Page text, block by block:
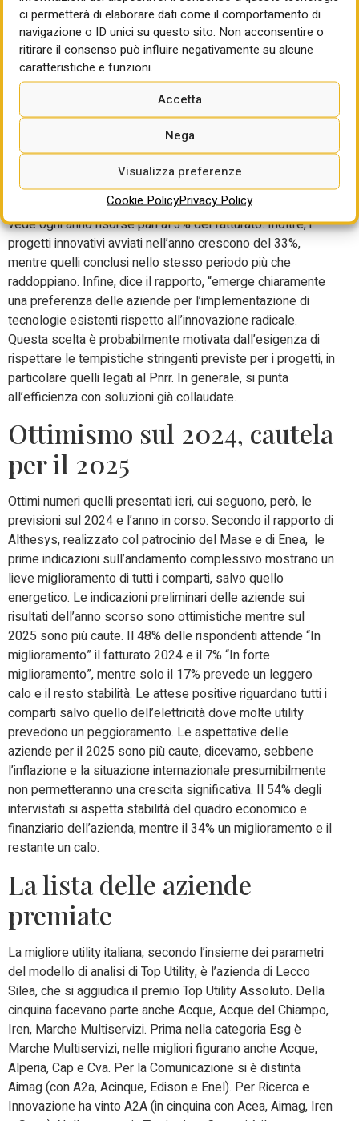
ci permetterà di elaborare dati come il comportamento di
navigazione o ID unici su questo sito. Non acconsentire o
ritirare il consenso può influire negativamente su alcune
caratteristiche e funzioni.
Accetta
Nega
Visualizza preferenze
Cookie PolicyPrivacy Policy
Il fattore Ricerca e Sviluppo nelle aziende, poi, è sempre
più strategico tanto che si assiste ad una progressiva
internalizzazione della funzione. Quanto, per esempio, alle
strutture il rapporto registra una crescita al 65% delle
aziende, contro il 63% del 2022. Parallelamente, si registra
un calo nelle collaborazioni esterne che passano dal 79%,
nel 2022 al 76% nel 2023. Ugualmente diminuiscono anche
le collaborazioni con università e centri di ricerca, presenti
nel 78% delle imprese nel 2023, rispetto all’87% nel 2022.
In termini di investimenti, annualmente il comparto R&S
vede ogni anno risorse pari al 3% del fatturato. Inoltre, i
progetti innovativi avviati nell’anno crescono del 33%,
mentre quelli conclusi nello stesso periodo più che
raddoppiano. Infine, dice il rapporto, “emerge chiaramente
una preferenza delle aziende per l’implementazione di
tecnologie esistenti rispetto all’innovazione radicale.
Questa scelta è probabilmente motivata dall’esigenza di
rispettare le tempistiche stringenti previste per i progetti, in
particolare quelli legati al Pnrr. In generale, si punta
all’efficienza con soluzioni già collaudate.
Ottimismo sul 2024, cautela
per il 2025
Ottimi numeri quelli presentati ieri, cui seguono, però, le
previsioni sul 2024 e l’anno in corso. Secondo il rapporto di
Althesys, realizzato col patrocinio del Mase e di Enea, le
prime indicazioni sull’andamento complessivo mostrano un
lieve miglioramento di tutti i comparti, salvo quello
energetico. Le indicazioni preliminari delle aziende sui
risultati dell’anno scorso sono ottimistiche mentre sul
2025 sono più caute. Il 48% delle rispondenti attende “In
miglioramento” il fatturato 2024 e il 7% “In forte
miglioramento”, mentre solo il 17% prevede un leggero
calo e il resto stabilità. Le attese positive riguardano tutti i
comparti salvo quello dell’elettricità dove molte utility
prevedono un peggioramento. Le aspettative delle
aziende per il 2025 sono più caute, dicevamo, sebbene
l’inflazione e la situazione internazionale presumibilmente
non permetteranno una crescita significativa. Il 54% degli
intervistati si aspetta stabilità del quadro economico e
finanziario dell’azienda, mentre il 34% un miglioramento e il
restante un calo.
La lista delle aziende
premiate
La migliore utility italiana, secondo l’insieme dei parametri
del modello di analisi di Top Utility, è l’azienda di Lecco
Silea, che si aggiudica il premio Top Utility Assoluto. Della
cinquina facevano parte anche Acque, Acque del Chiampo,
Iren, Marche Multiservizi. Prima nella categoria Esg è
Marche Multiservizi, nelle migliori figurano anche Acque,
Alperia, Cap e Cva. Per la Comunicazione si è distinta
Aimag (con A2a, Acinque, Edison e Enel). Per Ricerca e
Innovazione ha vinto A2A (in cinquina con Acea, Aimag, Iren